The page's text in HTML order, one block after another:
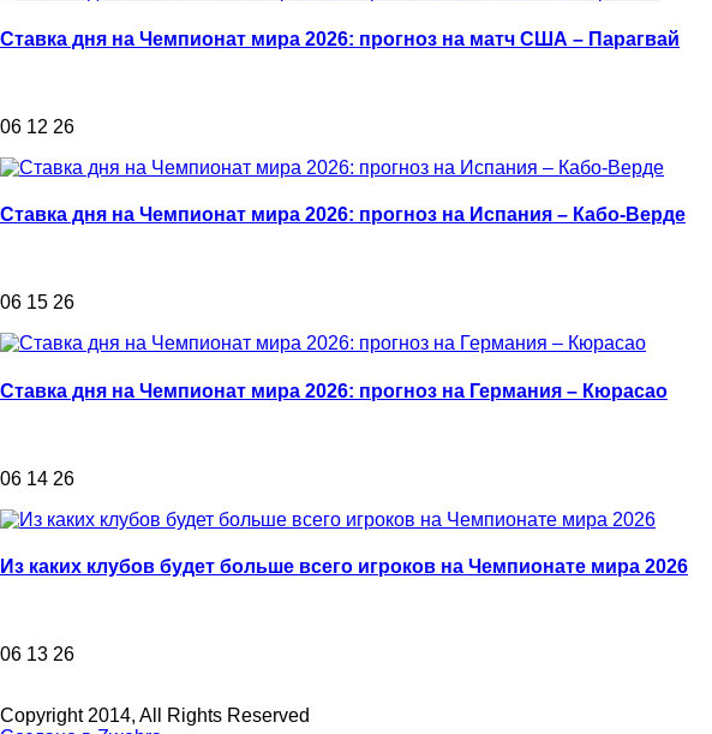
Ставка дня на Чемпионат мира 2026: прогноз на матч США – Парагвай
06 12 26
Ставка дня на Чемпионат мира 2026: прогноз на Испания – Кабо-Верде
06 15 26
Ставка дня на Чемпионат мира 2026: прогноз на Германия – Кюрасао
06 14 26
Из каких клубов будет больше всего игроков на Чемпионате мира 2026
06 13 26
Copyright 2014, All Rights Reserved